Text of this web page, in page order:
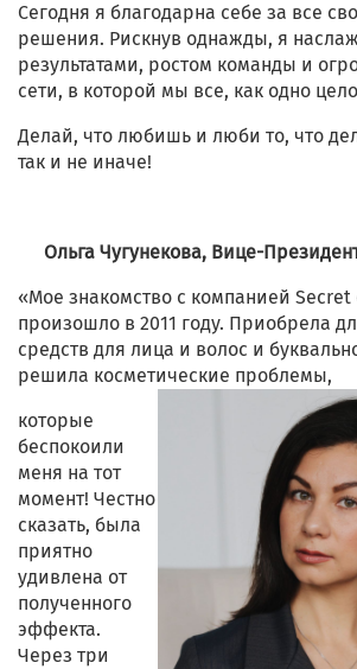
Сегодня я благодарна себе за все
решения. Рискнув однажды, я
результатами, ростом команды и
сети, в которой мы все, как одно
Делай, что любишь и люби то, что
так и не иначе!
Ольга Чугунекова, Вице-
«Мое знакомство с компанией Secret
произошло в 2011 году. Приобрела
средств для лица и волос и
решила косметические проблемы,
которые
беспокоили
меня на тот
момент! Честно
сказать, была
приятно
удивлена от
полученного
эффекта.
Через три